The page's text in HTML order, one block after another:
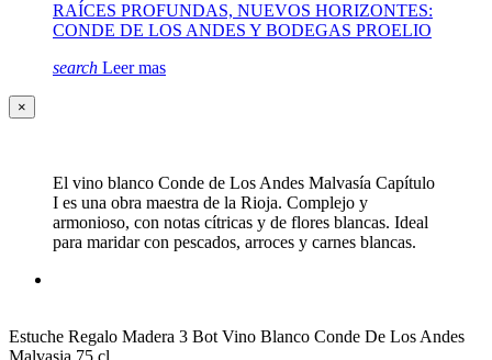
RAÍCES PROFUNDAS, NUEVOS HORIZONTES:
CONDE DE LOS ANDES Y BODEGAS PROELIO
search Leer mas
×
El vino blanco Conde de Los Andes Malvasía Capítulo
I es una obra maestra de la Rioja. Complejo y
armonioso, con notas cítricas y de flores blancas. Ideal
para maridar con pescados, arroces y carnes blancas.
Estuche Regalo Madera 3 Bot Vino Blanco Conde De Los Andes
Malvasia 75 cl